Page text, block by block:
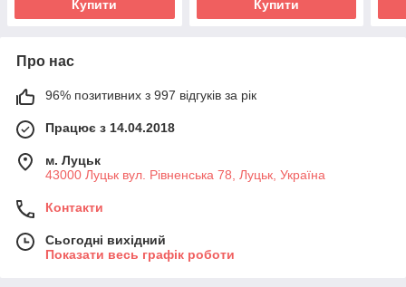
Купити Купити
Про нас
96% позитивних з 997 відгуків за рік
Працює з 14.04.2018
м. Луцьк
43000 Луцьк вул. Рівненська 78, Луцьк, Україна
Контакти
Сьогодні вихідний
Показати весь графік роботи